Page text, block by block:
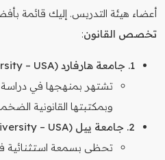
أعضاء هيئة التدريس. إليك قائمة
تخصص القانون:
1. جامعة هارفارد (Harvard University – USA):
وبمكتبتها القانونية
2. جامعة ييل (Yale University – USA):
تحظى بسمعة استثنائية